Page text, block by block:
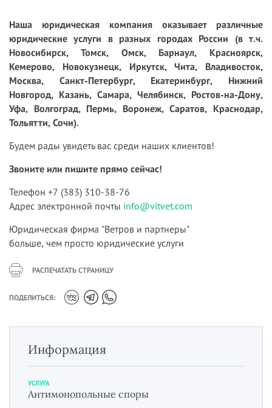
Наша юридическая компания оказывает различные
юридические услуги в разных городах России (в т.ч.
Новосибирск, Томск, Омск, Барнаул, Красноярск,
Кемерово, Новокузнецк, Иркутск, Чита, Владивосток,
Москва, Санкт-Петербург, Екатеринбург, Нижний
Новгород, Казань, Самара, Челябинск, Ростов-на-Дону,
Уфа, Волгоград, Пермь, Воронеж, Саратов, Краснодар,
Тольятти, Сочи).
Будем рады увидеть вас среди наших клиентов!
Звоните или пишите прямо сейчас!
Телефон +7 (383) 310-38-76
Адрес электронной почты info@vitvet.com
Юридическая фирма "Ветров и партнеры"
больше, чем просто юридические услуги
РАСПЕЧАТАТЬ СТРАНИЦУ
ПОДЕЛИТЬСЯ:
Информация
УСЛУГА
Антимонопольные споры